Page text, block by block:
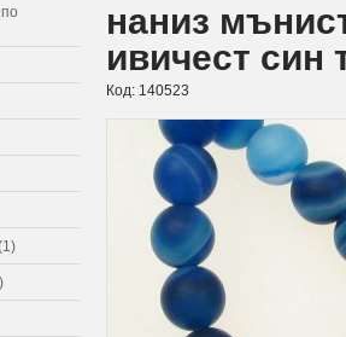
наниз
ивичест син
Код: 140523